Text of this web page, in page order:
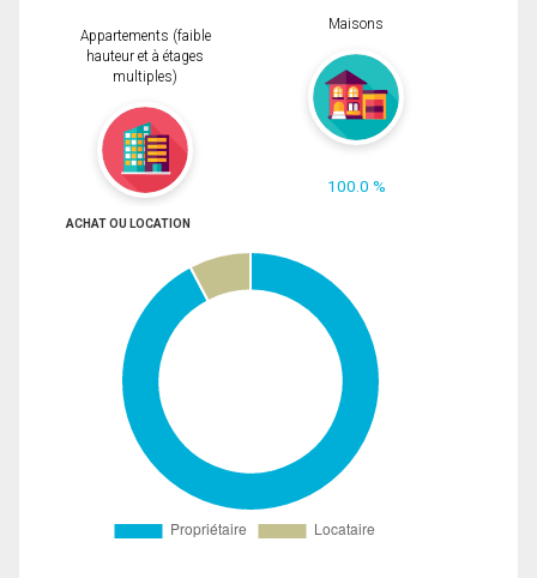
Appartements (faible
hauteur et à étages
multiples)
Maisons
100.0 %
ACHAT OU LOCATION